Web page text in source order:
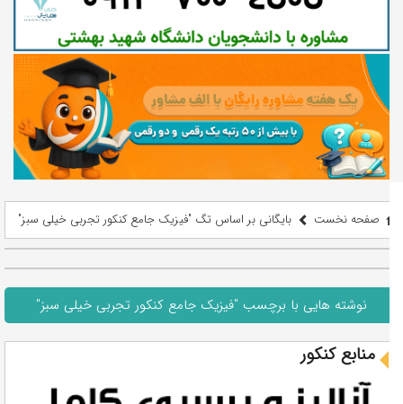
صفحه نخست بایگانی بر اساس تگ "فیزیک جامع کنکور تجربی خیلی سبز"
نوشته هایی با برچسب "فیزیک جامع کنکور تجربی خیلی سبز"
منابع کنکور